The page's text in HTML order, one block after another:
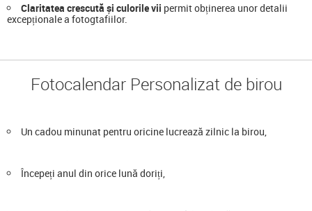
Claritatea crescută și culorile vii permit obținerea unor detalii
excepționale a fotogtafiilor.
Fotocalendar Personalizat de birou
Un cadou minunat pentru oricine lucrează zilnic la birou,
Începeți anul din orice lună doriți,